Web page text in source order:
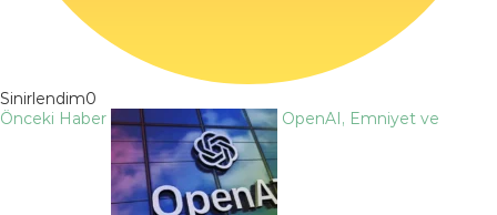
Sinirlendim0
Önceki Haber
OpenAI, Emniyet ve